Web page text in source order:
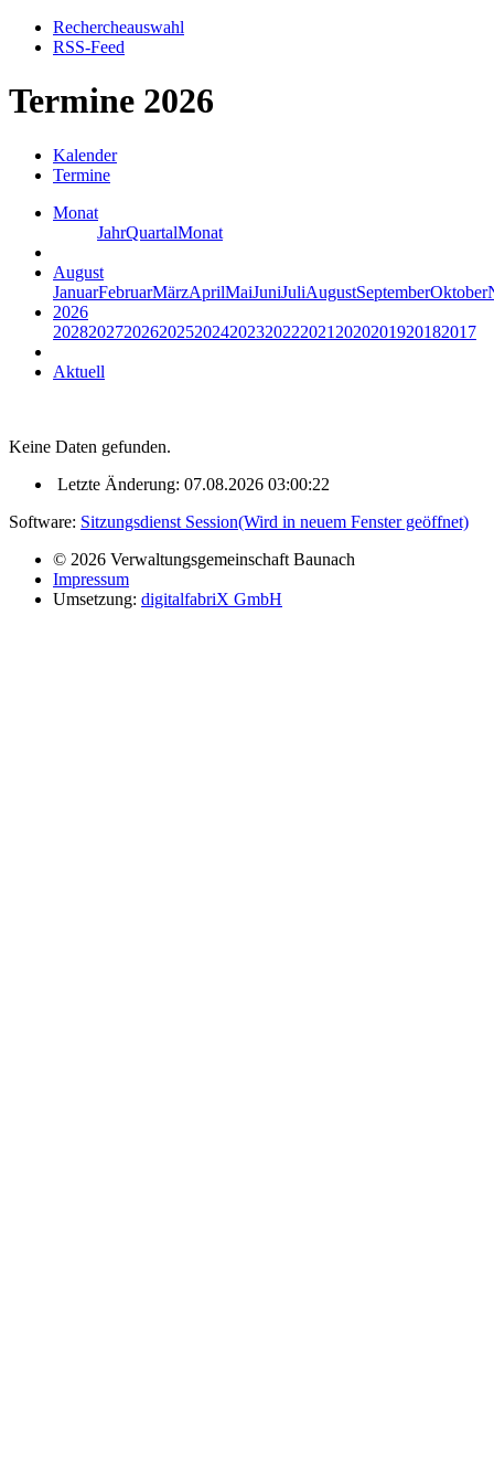
Rechercheauswahl
RSS-Feed
Termine 2026
Kalender
Termine
Monat
JahrQuartalMonat
August
JanuarFebruarMärzAprilMaiJuniJuliAugustSeptemberOktober
2026
20282027202620252024202320222021 2020201920182017
Aktuell
Keine Daten gefunden.
Letzte Änderung: 07.08.2026 03:00:22
Software: Sitzungsdienst Session(Wird in neuem Fenster geöffnet)
© 2026 Verwaltungsgemeinschaft Baunach
Impressum
Umsetzung: digitalfabriX GmbH